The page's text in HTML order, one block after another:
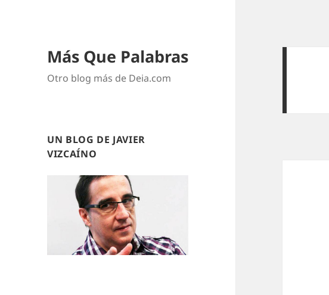
Más Que Palabras
Otro blog más de Deia.com
UN BLOG DE JAVIER
VIZCAÍNO